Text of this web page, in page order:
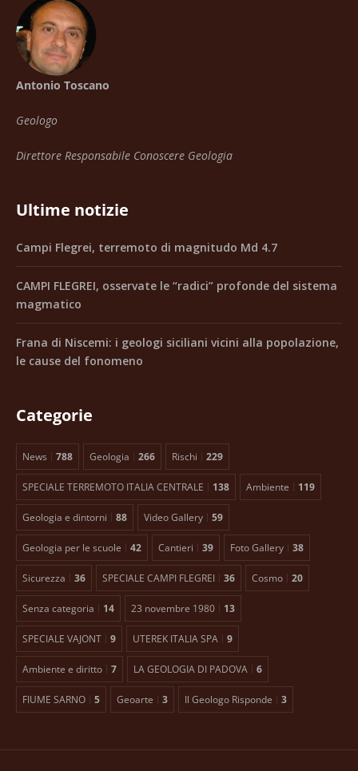
Antonio Toscano
Geologo
Direttore Responsabile Conoscere Geologia
Ultime notizie
Campi Flegrei, terremoto di magnitudo Md 4.7
CAMPI FLEGREI, osservate le “radici” profonde del sistema
magmatico
Frana di Niscemi: i geologi siciliani vicini alla popolazione,
le cause del fonomeno
Categorie
News 788 Geologia 266 Rischi 229
SPECIALE TERREMOTO ITALIA CENTRALE 138 Ambiente 119
Geologia e dintorni 88 Video Gallery 59
Geologia per le scuole 42 Cantieri 39 Foto Gallery 38
Sicurezza 36 SPECIALE CAMPI FLEGREI 36 Cosmo 20
Senza categoria 14 23 novembre 1980 13
SPECIALE VAJONT 9 UTEREK ITALIA SPA 9
Ambiente e diritto 7 LA GEOLOGIA DI PADOVA 6
FIUME SARNO 5 Geoarte 3 Il Geologo Risponde 3